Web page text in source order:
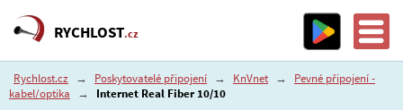
RYCHLOST.cz
Rychlost.cz → Poskytovatelé připojení → KnVnet →
Pevné připojení -
kabel/optika
→ Internet Real Fiber 10/10